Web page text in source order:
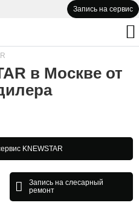
Запись на сервис
в Москве от
KNEWSTAR
Запись на слесарный
ремонт